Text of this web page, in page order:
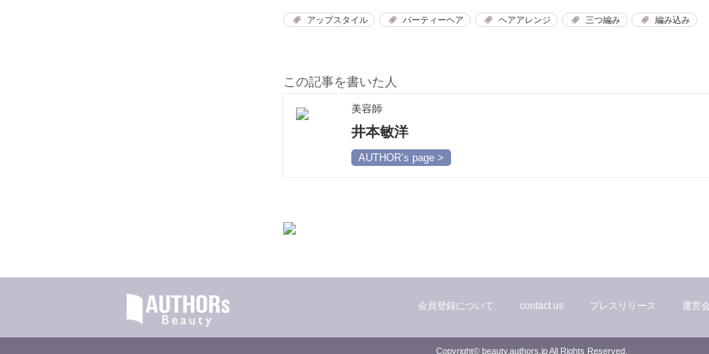
アップスタイル パーティーヘア ヘアアレンジ 三つ編み 編み込み
この記事を書いた人
美容師
井本敏洋
AUTHOR’s page >
会員登録について contact us プレスリリース 運営
Copyright© beauty.authors.jp All Rights Reserved.